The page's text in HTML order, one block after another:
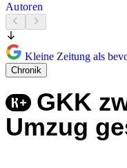
Autoren
Kleine Zeitung als
Chronik
GKK
Umzug